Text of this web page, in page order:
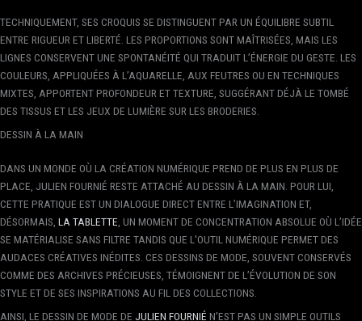
TECHNIQUEMENT, SES CROQUIS SE DISTINGUENT PAR UN ÉQUILIBRE SUBTIL
ENTRE RIGUEUR ET LIBERTÉ. LES PROPORTIONS SONT MAÎTRISÉES, MAIS LES
LIGNES CONSERVENT UNE SPONTANÉITÉ QUI TRADUIT L’ÉNERGIE DU GESTE. LES
COULEURS, APPLIQUÉES À L’AQUARELLE, AUX FEUTRES OU EN TECHNIQUES
MIXTES, APPORTENT PROFONDEUR ET TEXTURE, SUGGÉRANT DÉJÀ LE TOMBÉ
DES TISSUS ET LES JEUX DE LUMIÈRE SUR LES BRODERIES.
DESSIN À LA MAIN
DANS UN MONDE OÙ LA CRÉATION NUMÉRIQUE PREND DE PLUS EN PLUS DE
PLACE, JULIEN FOURNIÉ RESTE ATTACHÉ AU DESSIN À LA MAIN. POUR LUI,
CETTE PRATIQUE EST UN DIALOGUE DIRECT ENTRE L’IMAGINATION ET,
DÉSORMAIS, LA TABLETTE , UN MOMENT DE CONCENTRATION ABSOLUE OÙ L’IDÉE
SE MATÉRIALISE SANS FILTRE TANDIS QUE L'OUTIL NUMÉRIQUE PERMET DES
AUDACES CRÉATIVES INÉDITES. CES DESSINS DE MODE, SOUVENT CONSERVÉS
COMME DES ARCHIVES PRÉCIEUSES, TÉMOIGNENT DE L’ÉVOLUTION DE SON
STYLE ET DE SES INSPIRATIONS AU FIL DES COLLECTIONS.
AINSI, LE DESSIN DE MODE DE JULIEN FOURNIÉ N'EST PAS UN SIMPLE OUTILS